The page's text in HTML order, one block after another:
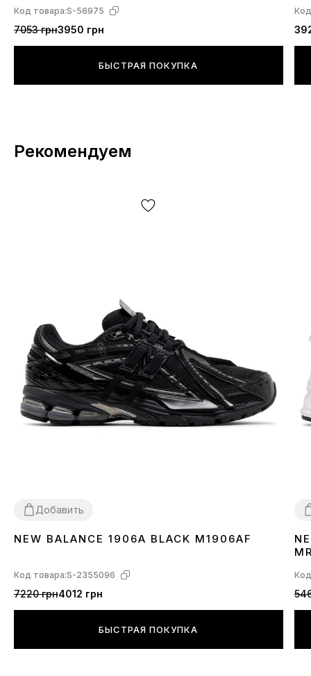
Код товара:S-56975
7053 грн3950 грн
БЫСТРАЯ ПОКУПКА
Рекомендуем
Добавить
3637 3839404142 4344 45
NEW BALANCE 1906A BLACK M1906AF
Код товара:S-2355096
7220 грн4012 грн
БЫСТРАЯ ПОКУПКА